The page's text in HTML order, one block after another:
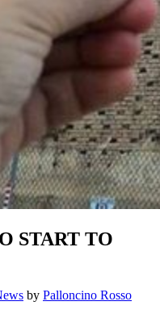
START TO
by Palloncino Rosso